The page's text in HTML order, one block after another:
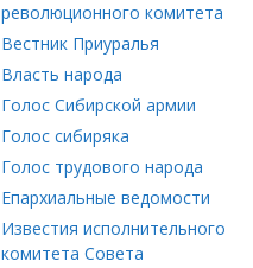
революционного комитета
Вестник Приуралья
Власть народа
Голос Сибирской армии
Голос сибиряка
Голос трудового народа
Епархиальные ведомости
Известия исполнительного
комитета Совета